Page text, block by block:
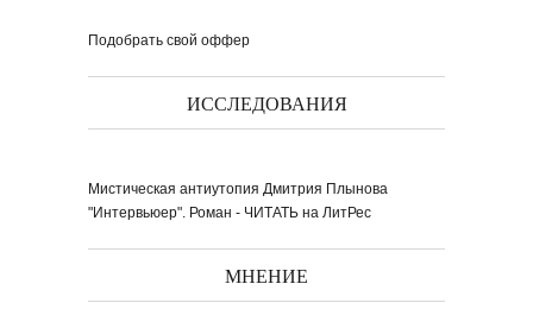
Подобрать свой оффер
ИССЛЕДОВАНИЯ
Мистическая антиутопия Дмитрия Плынова
"Интервьюер". Роман - ЧИТАТЬ на ЛитРес
МНЕНИЕ